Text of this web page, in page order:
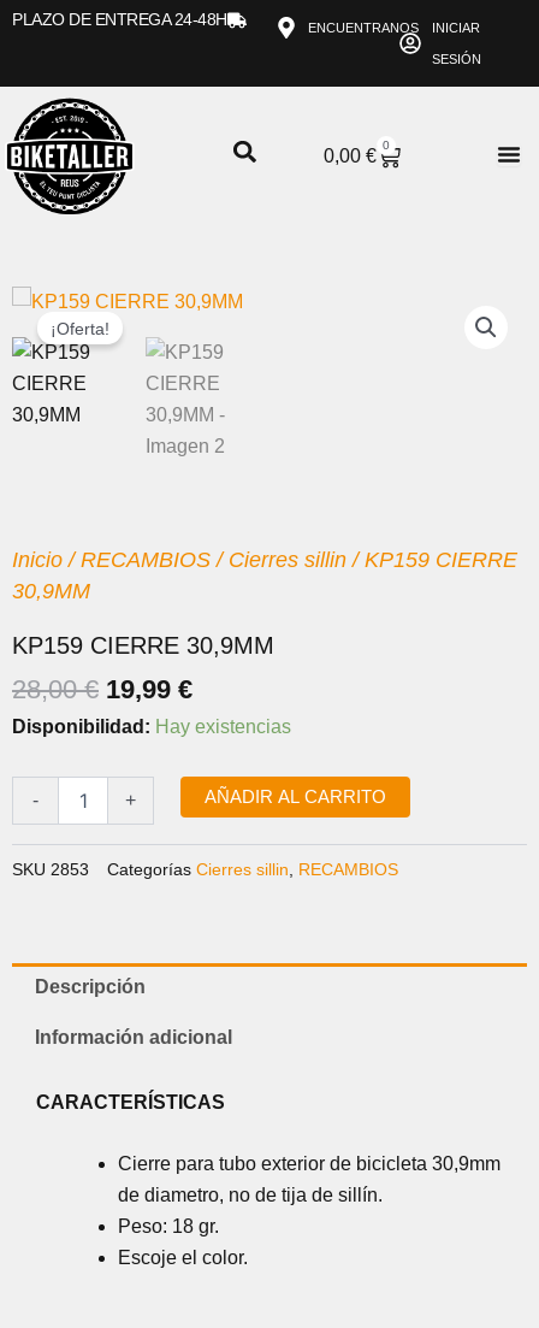
PLAZO DE ENTREGA 24-48H ENCUENTRANOS INICIAR
SESIÓN
0,00€
0
CARRITO
¡Oferta!
Inicio /RECAMBIOS / Cierres sillin / KP159 CIERRE
30,9MM
KP159 CIERRE 30,9MM
28,00€ EL
PRECIO
ERA:
28,00 €.
19,99 €EL
PRECIO
ES:
19,99 €.
Disponibilidad: Hay existencias
-
KP159
+ AÑADIR AL CARRITO
SKU 2853 Categorías Cierres sillin RECAMBIOS
Descripción
Información adicional
CARACTERÍSTICAS
Cierre para tubo exterior de bicicleta 30,9mm
de diametro, no de tija de sillín.
Peso: 18 gr.
Escoje el color.